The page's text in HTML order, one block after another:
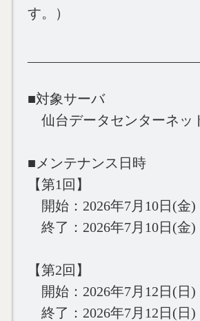
す。）
■対象サーバ
仙台データセンターネッ
■メンテナンス日時
【第1回】
開始：2026年7月10日(
終了：2026年7月10日(
【第2回】
開始：2026年7月12日(
終了：2026年7月12日(